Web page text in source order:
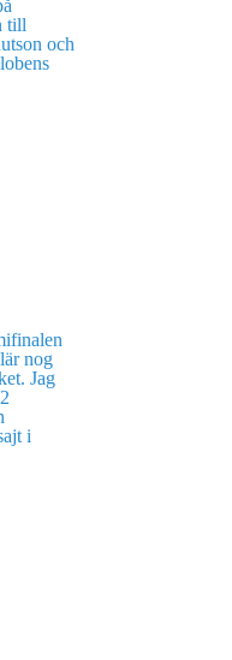
till
och
nog
Jag
i